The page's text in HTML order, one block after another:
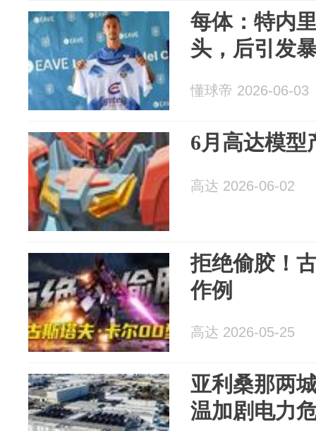
每体：特内
头，后引发
懂球帝 2026-06-03
6月高达模型
高达 2026-06-02
拒绝偷胶！
作例
高达 2026-05-25
亚利桑那两
温加剧电力